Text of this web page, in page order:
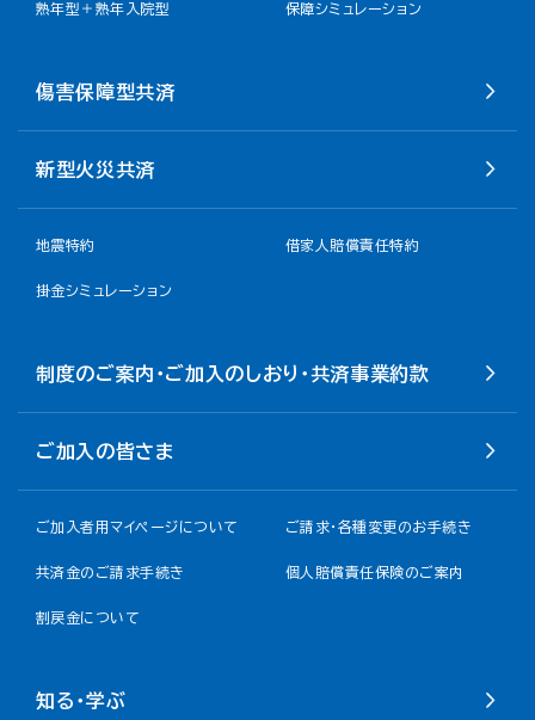
熟年型＋熟年入院型 保障シミュレーション
傷害保障型共済
新型火災共済
地震特約 借家人賠償責任特約
掛金シミュレーション
制度のご案内・ご加入のしおり・共済事業約款
ご加入の皆さま
ご加入者用マイページについて ご請求・各種変更のお手続き
共済金のご請求手続き 個人賠償責任保険のご案内
割戻金について​
知る・学ぶ